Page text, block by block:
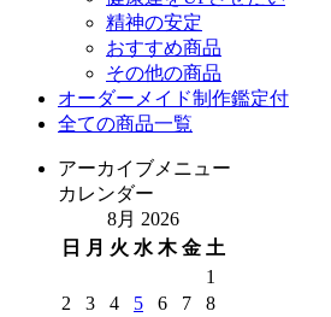
精神の安定
おすすめ商品
その他の商品
オーダーメイド制作鑑定付
全ての商品一覧
アーカイブメニュー
カレンダー
8月 2026
日
月 火 水 木 金 土
1
2
3 4 5 6 7
8